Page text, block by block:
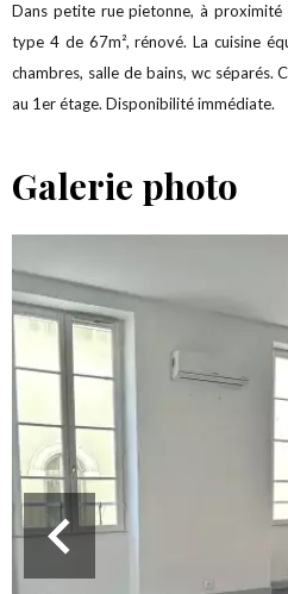
Dans petite rue pietonne, à
type 4 de 67m², rénové. La cuisine
chambres, salle de bains, wc séparés.
au 1er étage. Disponibilité immédiate.
Galerie photo